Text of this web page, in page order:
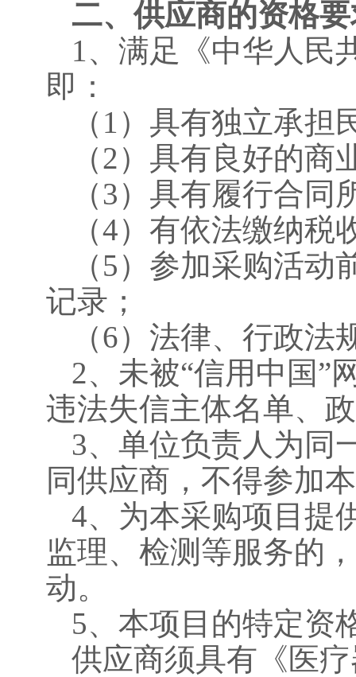
二、供应商的资格
1、满足《中华人民
即：
（ 1）具有独立承担
（2）具有良好的商
（3）具有履行合同
（4）有依法缴纳税
（5）参加采购活动
记录；
（6）法律、行政法
2、未被“信用中国”
违法失信主体名单、
3、单位负责人为同
同供应商，不得参加
4、 为本采购项目提
监理、检测等服务的
动。
5、本项目的特定资
供应商须具有 《医